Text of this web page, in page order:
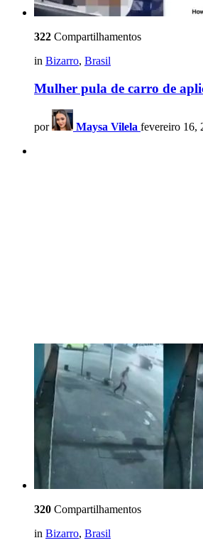
322 Compartilhamentos
in Bizarro, Brasil
Mulher pula de carro de
por Maysa Vilela fevereiro 16,
320 Compartilhamentos
in Bizarro, Brasil